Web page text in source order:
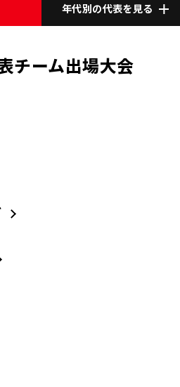
年代別の代表を見る
チーム出場大会